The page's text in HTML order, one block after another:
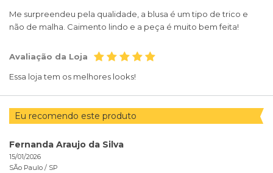
Me surpreendeu pela qualidade, a blusa é um tipo de trico e
não de malha. Caimento lindo e a peça é muito bem feita!
Avaliação da Loja
Essa loja tem os melhores looks!
Eu recomendo este produto
Fernanda Araujo da Silva
15/01/2026
SÃo Paulo / SP